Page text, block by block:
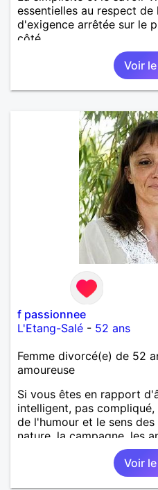
essentielles au respect
d'exigence arrêtée sur le
côté.
Voir
f passionnee
L'Etang-Salé - 52 ans
Femme divorcé(e) de 52
amoureuse
Si vous êtes en rapport
intelligent, pas
de l'humour et le sens
nature, la campagne, les
s'entendre, du coup
Voir